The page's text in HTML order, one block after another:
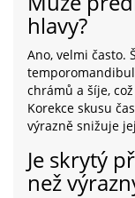
hlavy?
Ano, velmi často.
chrámů a šíje,
Korekce skusu
výrazně snižuje
Je skrytý
než